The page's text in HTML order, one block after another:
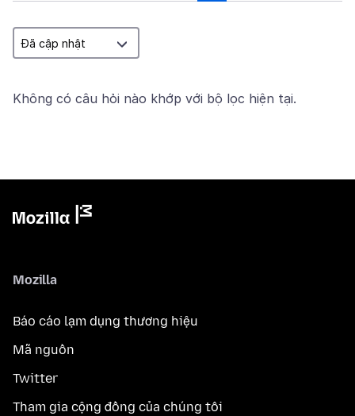
Không có câu hỏi nào khớp với bộ lọc hiện tại.
Mozilla
Báo cáo lạm dụng thương hiệu
Mã nguồn
Twitter
Tham gia cộng đồng của chúng tôi